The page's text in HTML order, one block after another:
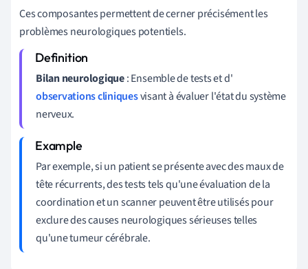
Ces composantes permettent de cerner précisément les
problèmes neurologiques potentiels.
Bilan neurologique: Ensemble de tests et d'
observations cliniquesvisant à évaluer l'état du système
nerveux.
Par exemple, si un patient se présente avec des maux de
tête récurrents, des tests tels qu'une évaluation de la
coordination et un scanner peuvent être utilisés pour
exclure des causes neurologiques sérieuses telles
qu'une tumeur cérébrale.